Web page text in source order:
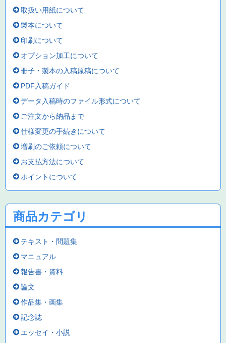
取扱い用紙について
製本について
印刷について
オプション加工について
冊子・製本の入稿原稿について
PDF入稿ガイド
データ入稿時のファイル形式について
ご注文から納品まで
仕様変更の手続きについて
増刷のご依頼について
お支払方法について
ポイントについて
商品カテゴリ
テキスト・問題集
マニュアル
報告書・資料
論文
作品集・画集
記念誌
エッセイ・小説